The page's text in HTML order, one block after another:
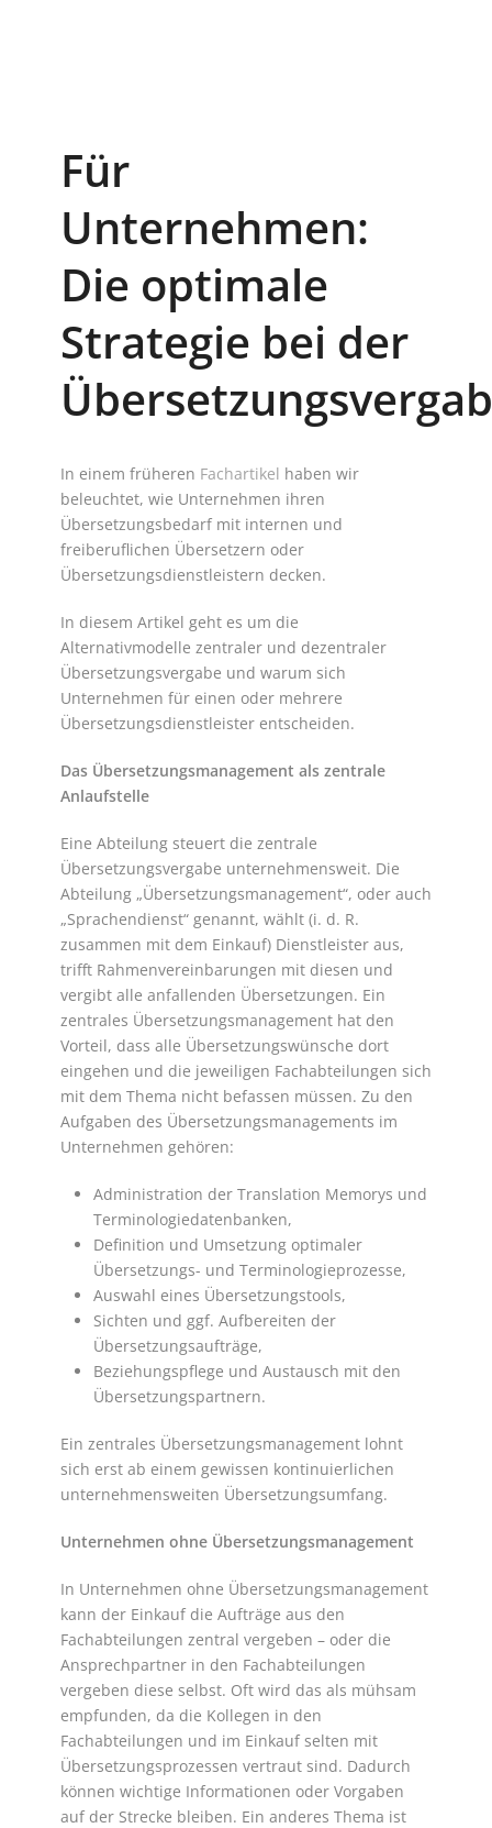
Für
Unternehmen:
Die optimale
Strategie bei der
In einem früheren Fachartikel haben wir
beleuchtet, wie Unternehmen ihren
Übersetzungsbedarf mit internen und
freiberuflichen Übersetzern oder
Übersetzungsdienstleistern decken.
In diesem Artikel geht es um die
Alternativmodelle zentraler und dezentraler
Übersetzungsvergabe und warum sich
Unternehmen für einen oder mehrere
Übersetzungsdienstleister entscheiden.
Das Übersetzungsmanagement als zentrale
Anlaufstelle
Eine Abteilung steuert die zentrale
Übersetzungsvergabe unternehmensweit. Die
Abteilung „Übersetzungsmanagement“, oder auch
„Sprachendienst“ genannt, wählt (i. d. R.
zusammen mit dem Einkauf) Dienstleister aus,
trifft Rahmenvereinbarungen mit diesen und
vergibt alle anfallenden Übersetzungen. Ein
zentrales Übersetzungsmanagement hat den
Vorteil, dass alle Übersetzungswünsche dort
eingehen und die jeweiligen Fachabteilungen sich
mit dem Thema nicht befassen müssen. Zu den
Aufgaben des Übersetzungsmanagements im
Unternehmen gehören:
Administration der Translation Memorys und
Terminologiedatenbanken,
Definition und Umsetzung optimaler
Übersetzungs- und Terminologieprozesse,
Auswahl eines Übersetzungstools,
Sichten und ggf. Aufbereiten der
Übersetzungsaufträge,
Beziehungspflege und Austausch mit den
Übersetzungspartnern.
Ein zentrales Übersetzungsmanagement lohnt
sich erst ab einem gewissen kontinuierlichen
unternehmensweiten Übersetzungsumfang.
Unternehmen ohne Übersetzungsmanagement
In Unternehmen ohne Übersetzungsmanagement
kann der Einkauf die Aufträge aus den
Fachabteilungen zentral vergeben – oder die
Ansprechpartner in den Fachabteilungen
vergeben diese selbst. Oft wird das als mühsam
empfunden, da die Kollegen in den
Fachabteilungen und im Einkauf selten mit
Übersetzungsprozessen vertraut sind. Dadurch
können wichtige Informationen oder Vorgaben
auf der Strecke bleiben. Ein anderes Thema ist